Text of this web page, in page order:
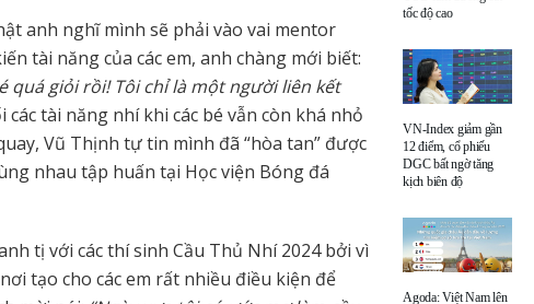
anh nghĩ mình sẽ phải vào vai mentor
tài năng của các em, anh chàng mới biết:
quá giỏi rồi! Tôi chỉ là một người liên kết
tài năng nhí khi các bé vẫn còn khá nhỏ
Vũ Thịnh tự tin mình đã “hòa tan” được
nhau tập huấn tại Học viện Bóng đá
tị với các thí sinh Cầu Thủ Nhí 2024 bởi vì
tạo cho các em rất nhiều điều kiện để
tốc độ cao
VN-Index giảm gần
12 điểm, cổ phiếu
DGC bất ngờ tăng
kịch biên độ
Agoda: Việt Nam lên